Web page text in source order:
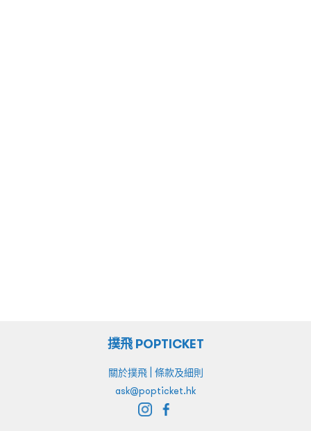
撲飛 POPTICKET
關於撲飛| 條款及細則
ask@popticket.hk